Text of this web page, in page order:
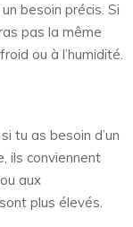
besoin précis. Si
pas la même
ou à l’humidité.
tu as besoin d’un
ils conviennent
aux
plus élevés.